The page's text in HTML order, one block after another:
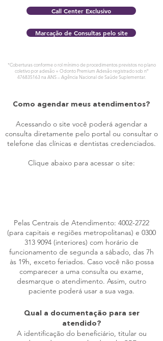
Call Center Exclusivo
Marcação de Consultas pelo site
*Coberturas conforme o rol mínimo de procedimentos previstos no plano
coletivo por adesão + Odonto Premium Adesão registrado sob nº
476835163na ANS – Agência Nacional de Saúde Suplementar.
Como agendar meus atendimentos?
Acessando o site você poderá agendar a
consulta diretamente pelo portal ou consultar o
telefone das clínicas e dentistas credenciados.
Clique abaixo para acessar o site:
Pelas Centrais de Atendimento: 4002-2722
(para capitais e regiões metropolitanas) e 0300
313 9094 (interiores) com horário de
funcionamento de segunda a sábado, das 7h
às 19h, exceto feriados. Caso você não possa
comparecer a uma consulta ou exame,
desmarque o atendimento. Assim, outro
paciente poderá usar a sua vaga.
Qual a documentação para ser
atendido?
A identificação do beneficiário, titular ou